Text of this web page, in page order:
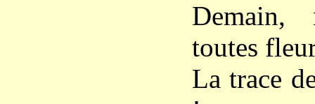
Demain,
toutes
La trace